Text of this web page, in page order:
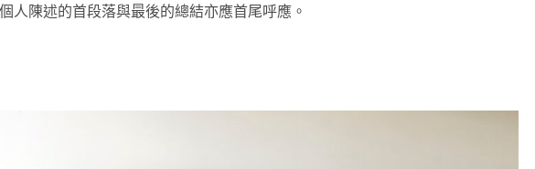
人陳述的首段落與最後的總結亦應首尾呼應。